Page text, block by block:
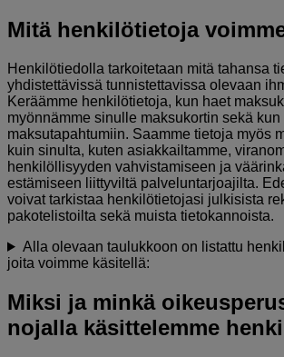
Mitä henkilötietoja
Henkilötiedolla tarkoitetaan mitä tahansa
yhdistettävissä tunnistettavissa olevaan
Keräämme henkilötietoja, kun haet
myönnämme sinulle maksukortin sekä kun
maksutapahtumiin. Saamme tietoja myös
kuin sinulta, kuten asiakkailtamme,
henkilöllisyyden vahvistamiseen ja
estämiseen liittyviltä palveluntarjoajilta.
voivat tarkistaa henkilötietojasi julkisista
pakotelistoilta sekä muista tietokannoista.
Alla olevaan taulukkoon on listattu
joita voimme käsitellä:
Miksi ja minkä
nojalla käsittelemme